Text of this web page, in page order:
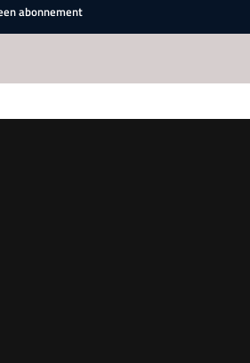
abonnement